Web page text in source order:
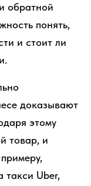
обратной
понять,
и стоит ли
доказывают
этому
товар, и
такси Uber,